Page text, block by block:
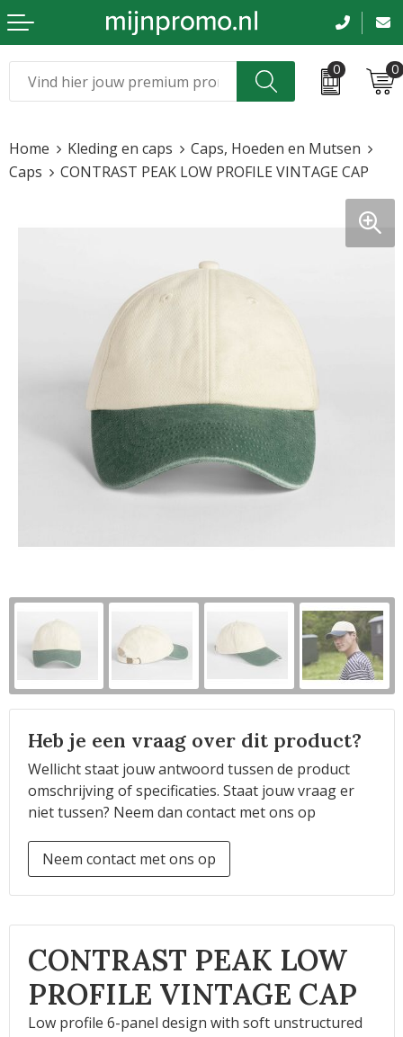
0 0
Kleding & caps
Tassen en reizen
Beurs en evenementen
Bloemen en planten
Horeca
Sinterklaas
Home Kleding en caps
Caps, Hoeden en Mutsen
Caps
CONTRAST PEAK LOW PROFILE VINTAGE CAP
Heb je een vraag over dit product?
Wellicht staat jouw antwoord tussen de product
omschrijving of specificaties. Staat jouw vraag er
niet tussen? Neem dan contact met ons op
Neem contact met ons op
CONTRAST PEAK LOW
PROFILE VINTAGE CAP
Low profile 6-panel design with soft unstructured